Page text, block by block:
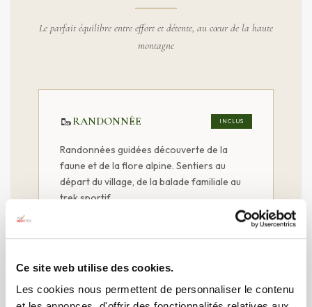
Ce site web utilise des cookies.
Les cookies nous permettent de personnaliser le contenu
Le parfait équilibre entre effort et détente, au cœur de la haute
montagne
🥾RANDONNÉE INCLUS
Randonnées guidées découverte de la
faune et de la flore alpine. Sentiers au
départ du village, de la balade familiale au
trek sportif.
🧘